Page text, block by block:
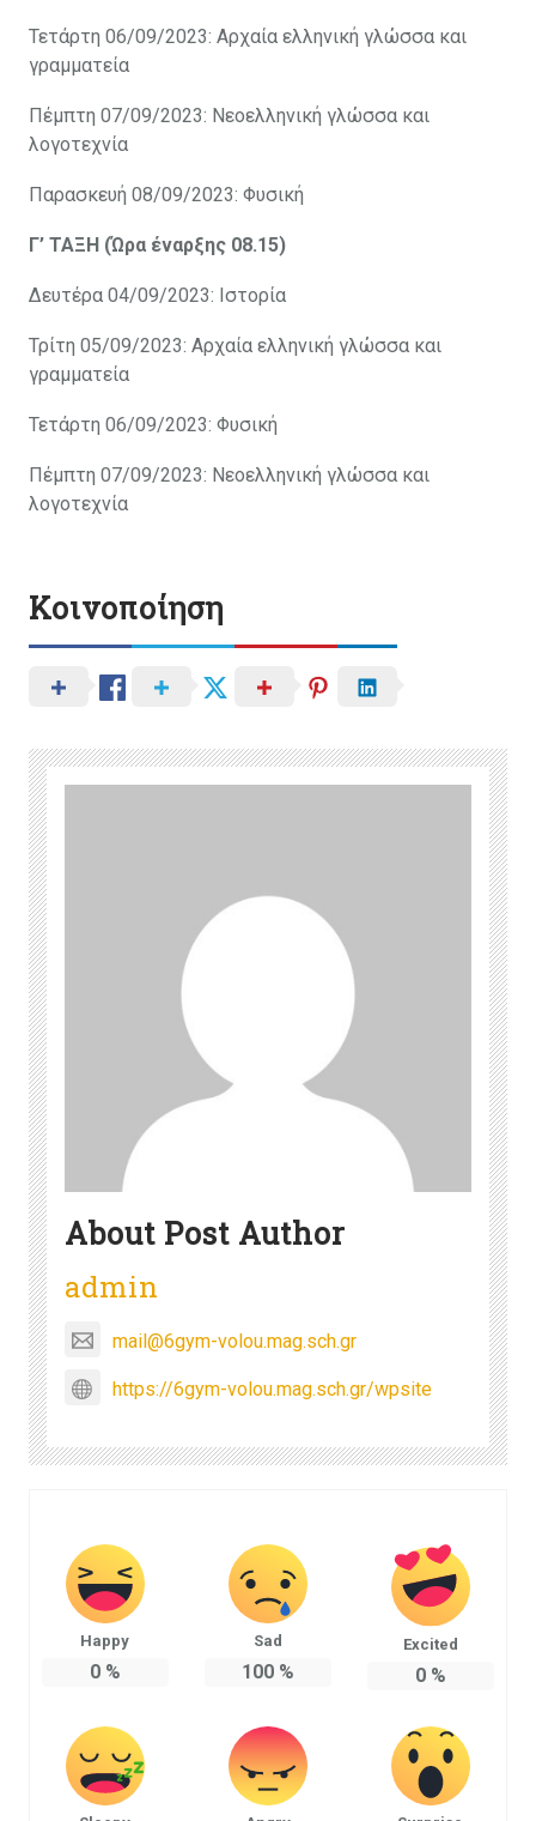
Τετάρτη 06/09/2023: Αρχαία ελληνική γλώσσα και
γραμματεία
Πέμπτη 07/09/2023: Νεοελληνική γλώσσα και
λογοτεχνία
Παρασκευή 08/09/2023: Φυσική
Γ’ ΤΑΞΗ (Ώρα έναρξης 08.15)
Δευτέρα 04/09/2023: Ιστορία
Τρίτη 05/09/2023: Αρχαία ελληνική γλώσσα και
γραμματεία
Τετάρτη 06/09/2023: Φυσική
Πέμπτη 07/09/2023: Νεοελληνική γλώσσα και
λογοτεχνία
Κοινοποίηση
About Post Author
admin
mail@6gym-volou.mag.sch.gr
https://6gym-volou.mag.sch.gr/wpsite
Happy
0%
Sad
100%
Excited
0%